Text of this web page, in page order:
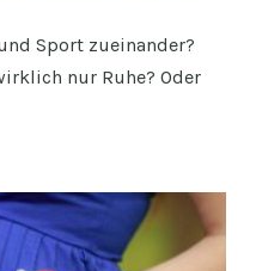
Sport zueinander?
nur Ruhe? Oder